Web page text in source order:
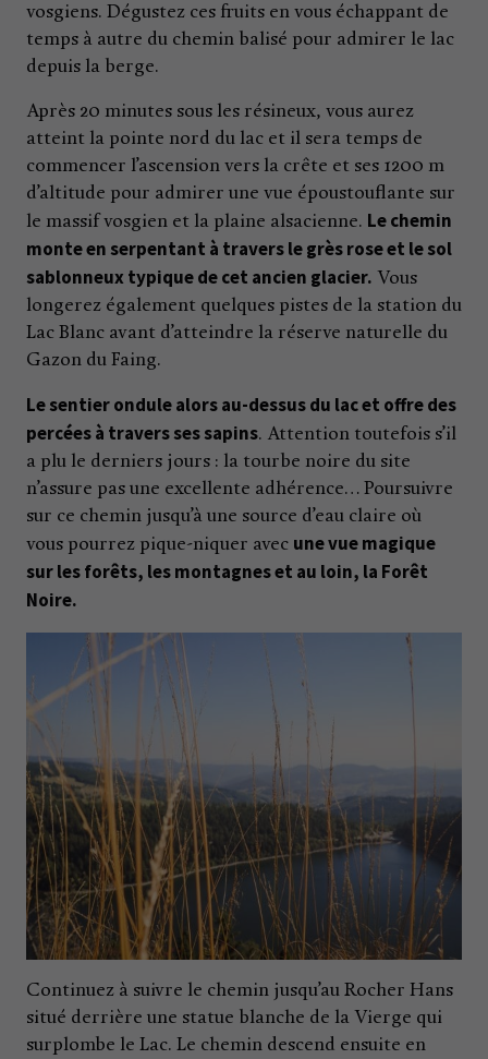
vosgiens. Dégustez ces fruits en vous échappant de
temps à autre du chemin balisé pour admirer le lac
depuis la berge.
Après 20 minutes sous les résineux, vous aurez
atteint la pointe nord du lac et il sera temps de
commencer l’ascension vers la crête et ses 1200 m
d’altitude pour admirer une vue époustouflante sur
le massif vosgien et la plaine alsacienne. Le chemin
monte en serpentant à travers le grès rose et le sol
sablonneux typique de cet ancien glacier. Vous
longerez également quelques pistes de la station du
Lac Blanc avant d’atteindre la réserve naturelle du
Gazon du Faing.
Le sentier ondule alors au-dessus du lac et offre des
percées à travers ses sapins. Attention toutefois s’il
a plu le derniers jours : la tourbe noire du site
n’assure pas une excellente adhérence… Poursuivre
sur ce chemin jusqu’à une source d’eau claire où
vous pourrez pique-niquer avec une vue magique
sur les forêts, les montagnes et au loin, la Forêt
Noire.
Continuez à suivre le chemin jusqu’au Rocher Hans
situé derrière une statue blanche de la Vierge qui
surplombe le Lac. Le chemin descend ensuite en